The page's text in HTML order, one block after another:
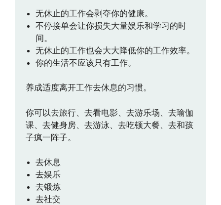
无休止的工作会剥夺你的健康。
不停接单会让你损失大量娱乐和学习的时
间。
无休止的工作也会大大降低你的工作效率。
你的生活不应该只有工作。
养成适度离开工作去休息的习惯。
你可以去旅行、去看电影、去游乐场、去瑜伽
课、去健身房、去游泳、去吃顿大餐、去和孩
子疯一阵子。
去休息
去娱乐
去锻炼
去社交